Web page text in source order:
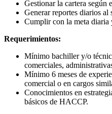
Gestionar la cartera según
Generar reportes diarios
Cumplir con la meta diaria
Requerimientos:
Mínimo bachiller y/o
comerciales,
Mínimo 6 meses de
comercial o en cargos
Conocimientos en
básicos de HACCP.